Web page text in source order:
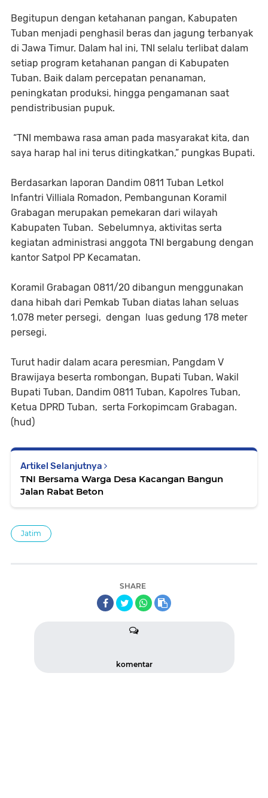
Begitupun dengan ketahanan pangan, Kabupaten
Tuban menjadi penghasil beras dan jagung terbanyak
di Jawa Timur. Dalam hal ini, TNI selalu terlibat dalam
setiap program ketahanan pangan di Kabupaten
Tuban. Baik dalam percepatan penanaman,
peningkatan produksi, hingga pengamanan saat
pendistribusian pupuk.
“TNI membawa rasa aman pada masyarakat kita, dan
saya harap hal ini terus ditingkatkan,” pungkas Bupati.
Berdasarkan laporan Dandim 0811 Tuban Letkol
Infantri Villiala Romadon, Pembangunan Koramil
Grabagan merupakan pemekaran dari wilayah
Kabupaten Tuban. Sebelumnya, aktivitas serta
kegiatan administrasi anggota TNI bergabung dengan
kantor Satpol PP Kecamatan.
Koramil Grabagan 0811/20 dibangun menggunakan
dana hibah dari Pemkab Tuban diatas lahan seluas
1.078 meter persegi, dengan luas gedung 178 meter
persegi.
Turut hadir dalam acara peresmian, Pangdam V
Brawijaya beserta rombongan, Bupati Tuban, Wakil
Bupati Tuban, Dandim 0811 Tuban, Kapolres Tuban,
Ketua DPRD Tuban, serta Forkopimcam Grabagan.
(hud)
Artikel Selanjutnya
TNI Bersama Warga Desa Kacangan Bangun
Jalan Rabat Beton
Jatim
SHARE
komentar